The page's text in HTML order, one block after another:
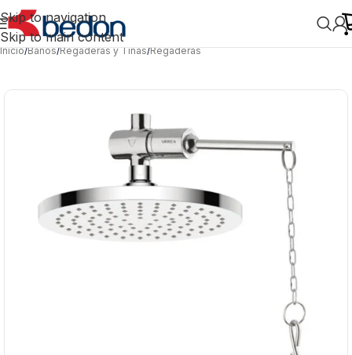
Skip to navigation
Skip to main content
Inicio/Baños/Regaderas y Tinas/Regaderas